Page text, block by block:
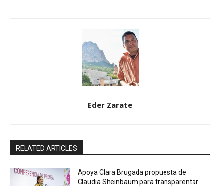
Eder Zarate
RELATED ARTICLES
Apoya Clara Brugada propuesta de
Claudia Sheinbaum para transparentar